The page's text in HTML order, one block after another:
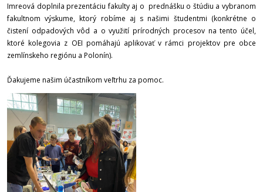
Imreová doplnila prezentáciu fakulty aj o prednášku o štúdiu a vybranom
fakultnom výskume, ktorý robíme aj s našimi študentmi (konkrétne o
čistení odpadových vôd a o využití prírodných procesov na tento účel,
ktoré kolegovia z OEI pomáhajú aplikovať v rámci projektov pre obce
zemlínskeho regiónu a Polonín).
Ďakujeme našim účastníkom veľtrhu za pomoc.